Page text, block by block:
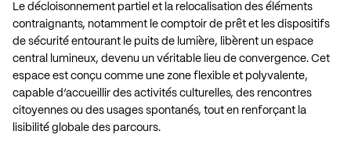
Le décloisonnement partiel et la relocalisation des éléments
contraignants, notamment le comptoir de prêt et les dispositifs
de sécurité entourant le puits de lumière, libèrent un espace
central lumineux, devenu un véritable lieu de convergence. Cet
espace est conçu comme une zone flexible et polyvalente,
capable d’accueillir des activités culturelles, des rencontres
citoyennes ou des usages spontanés, tout en renforçant la
lisibilité globale des parcours.